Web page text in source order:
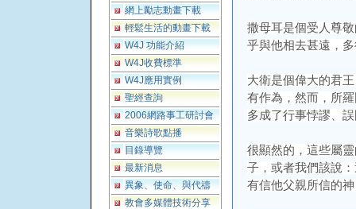
網上勵志動畫下載
輕鬆生活的動畫下載
W4J 功能介紹
W4J收費標準
W4J應用實例
聖經查詢
2006網路事工研討會
音樂詩歌點播
目錄導覽
最新消息
異象、使命、與代禱
教會多媒體技術分享
撒母耳是個受人尊
乎與他相去甚遠，
大衛是個偉大的君
有作為，然而，所
多成了行事悖謬、
很顯然的，這些屬
子，或者我們該說
有信他父親所信的